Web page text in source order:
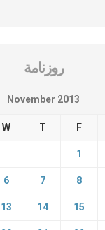
روزنامة
November 2013
W T F
1
6 7 8
13 14 15